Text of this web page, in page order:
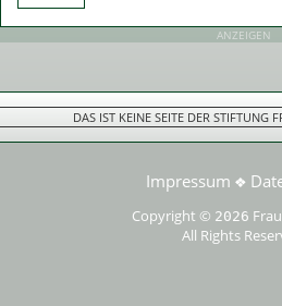
ANZEIGEN
DAS IST KEINE SEITE DER STIFTUNG
Impressum ❖
Copyright © 2026
All Rights